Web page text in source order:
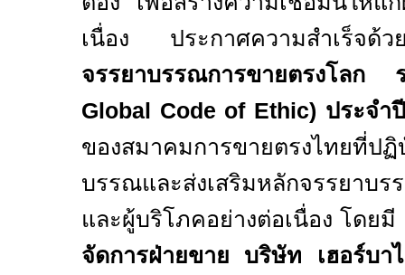
เนื่อง ประกาศความสำเร็จด้ว
จรรยาบรรณการขายตรงโลก
Global Code of Ethic) ประจำ
ของสมาคมการขายตรงไทยที่ป
บรรณและส่งเสริมหลักจรรยาบ
และผู้บริโภคอย่างต่อเนื่อง โดยมี
จัดการฝ่ายขาย บริษัท เฮอร์บา